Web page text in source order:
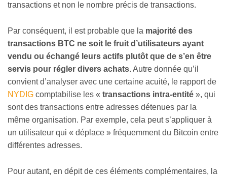
transactions et non le nombre précis de transactions.
Par conséquent, il est probable que la majorité des
transactions BTC ne soit le fruit d’utilisateurs ayant
vendu ou échangé leurs actifs plutôt que de s’en être
servis pour régler divers achats. Autre donnée qu’il
convient d’analyser avec une certaine acuité, le rapport de
NYDIG comptabilise les « transactions intra-entité », qui
sont des transactions entre adresses détenues par la
même organisation. Par exemple, cela peut s’appliquer à
un utilisateur qui « déplace » fréquemment du Bitcoin entre
différentes adresses.
Pour autant, en dépit de ces éléments complémentaires, la